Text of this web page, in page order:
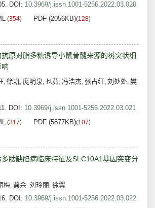
DOI: 10.3969/j.issn.1001-5256.2022.03.020
(354) PDF (2056KB)(128)
原对脂多糖诱导小鼠骨髓来源的树突状细
, 徐凯, 庞明泉, 乜茹, 冯浩杰, 张占红, 刘处处, 樊
DOI: 10.3969/j.issn.1001-5256.2022.03.021
(317) PDF (5877KB)(107)
肽缺陷病临床特征及SLC10A1基因突变分
梅, 龚余, 刘玲丽, 徐翼
DOI: 10.3969/j.issn.1001-5256.2022.03.022